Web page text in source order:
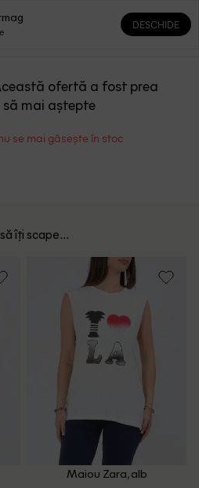
0 0
ofertă a fost prea
să mai aștepte
se mai găsește în stoc
îți scape...
Maiou Zara, alb
DESCHIDE